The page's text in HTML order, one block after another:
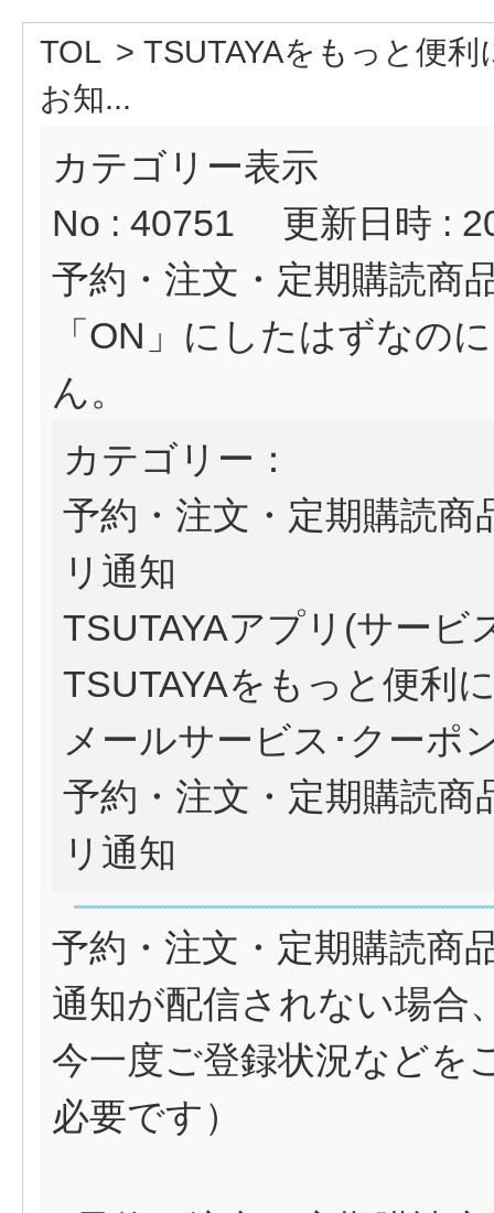
TOL > TSUTAYAをもっと便利
お知...
カテゴリー表示
No : 40751
更新日時 :
予約・注文・定期購読商
「ON」にしたはずなの
ん。
カテゴリー：
予約・注文・定期購読
リ通知
TSUTAYAアプリ(サービ
TSUTAYAをもっと便利
メールサービス･クーポ
予約・注文・定期購読
リ通知
予約・注文・定期購読商
通知が配信されない場合
今一度ご登録状況などを
必要です）